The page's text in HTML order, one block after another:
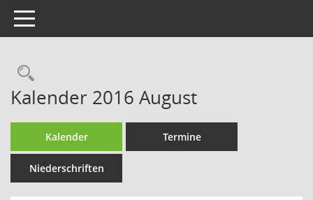
Toggle navigation
Rechercheauswahl
Kalender 2016 August
Kalender Termine
Niederschriften